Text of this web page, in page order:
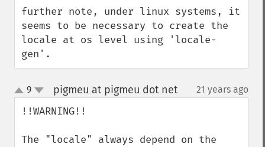
further note, under linux systems, it
seems to be necessary to create the
locale at os level using 'locale-
gen'.
up
down
9 pigmeu at pigmeu dot net¶ 21 years ago
!!WARNING!!
The "locale" always depend on the